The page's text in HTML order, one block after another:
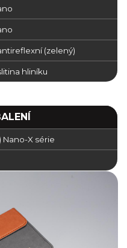
(zelený)
hliníku
Nano-X série